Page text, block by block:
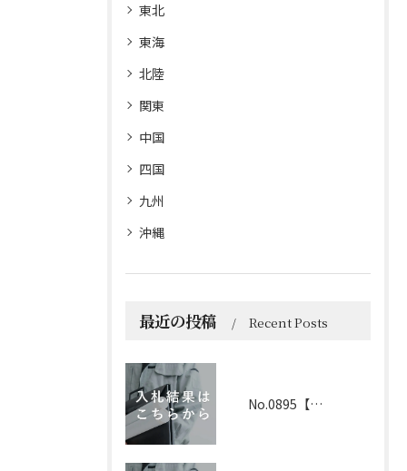
東北
東海
北陸
関東
中国
四国
九州
沖縄
最近の投稿 Recent Posts
No.0895【京都】2026年6月1日 入札結果